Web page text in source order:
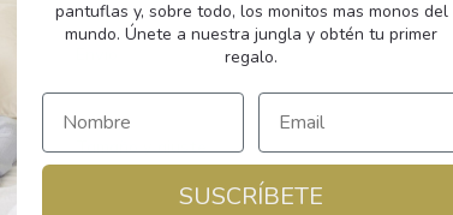
pantuflas y, sobre todo, los monitos mas monos del
mundo. Únete a nuestra jungla y obtén tu primer
regalo.
SUSCRÍBETE